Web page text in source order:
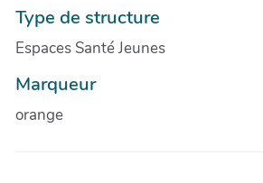
Type de structure
Espaces Santé Jeunes
Marqueur
orange